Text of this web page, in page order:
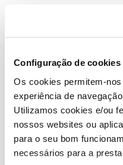
Configuração de cookies
Os cookies permitem-
experiência de
Utilizamos cookies e/ou
nossos websites ou
para o seu bom
necessários para a
Descubra as